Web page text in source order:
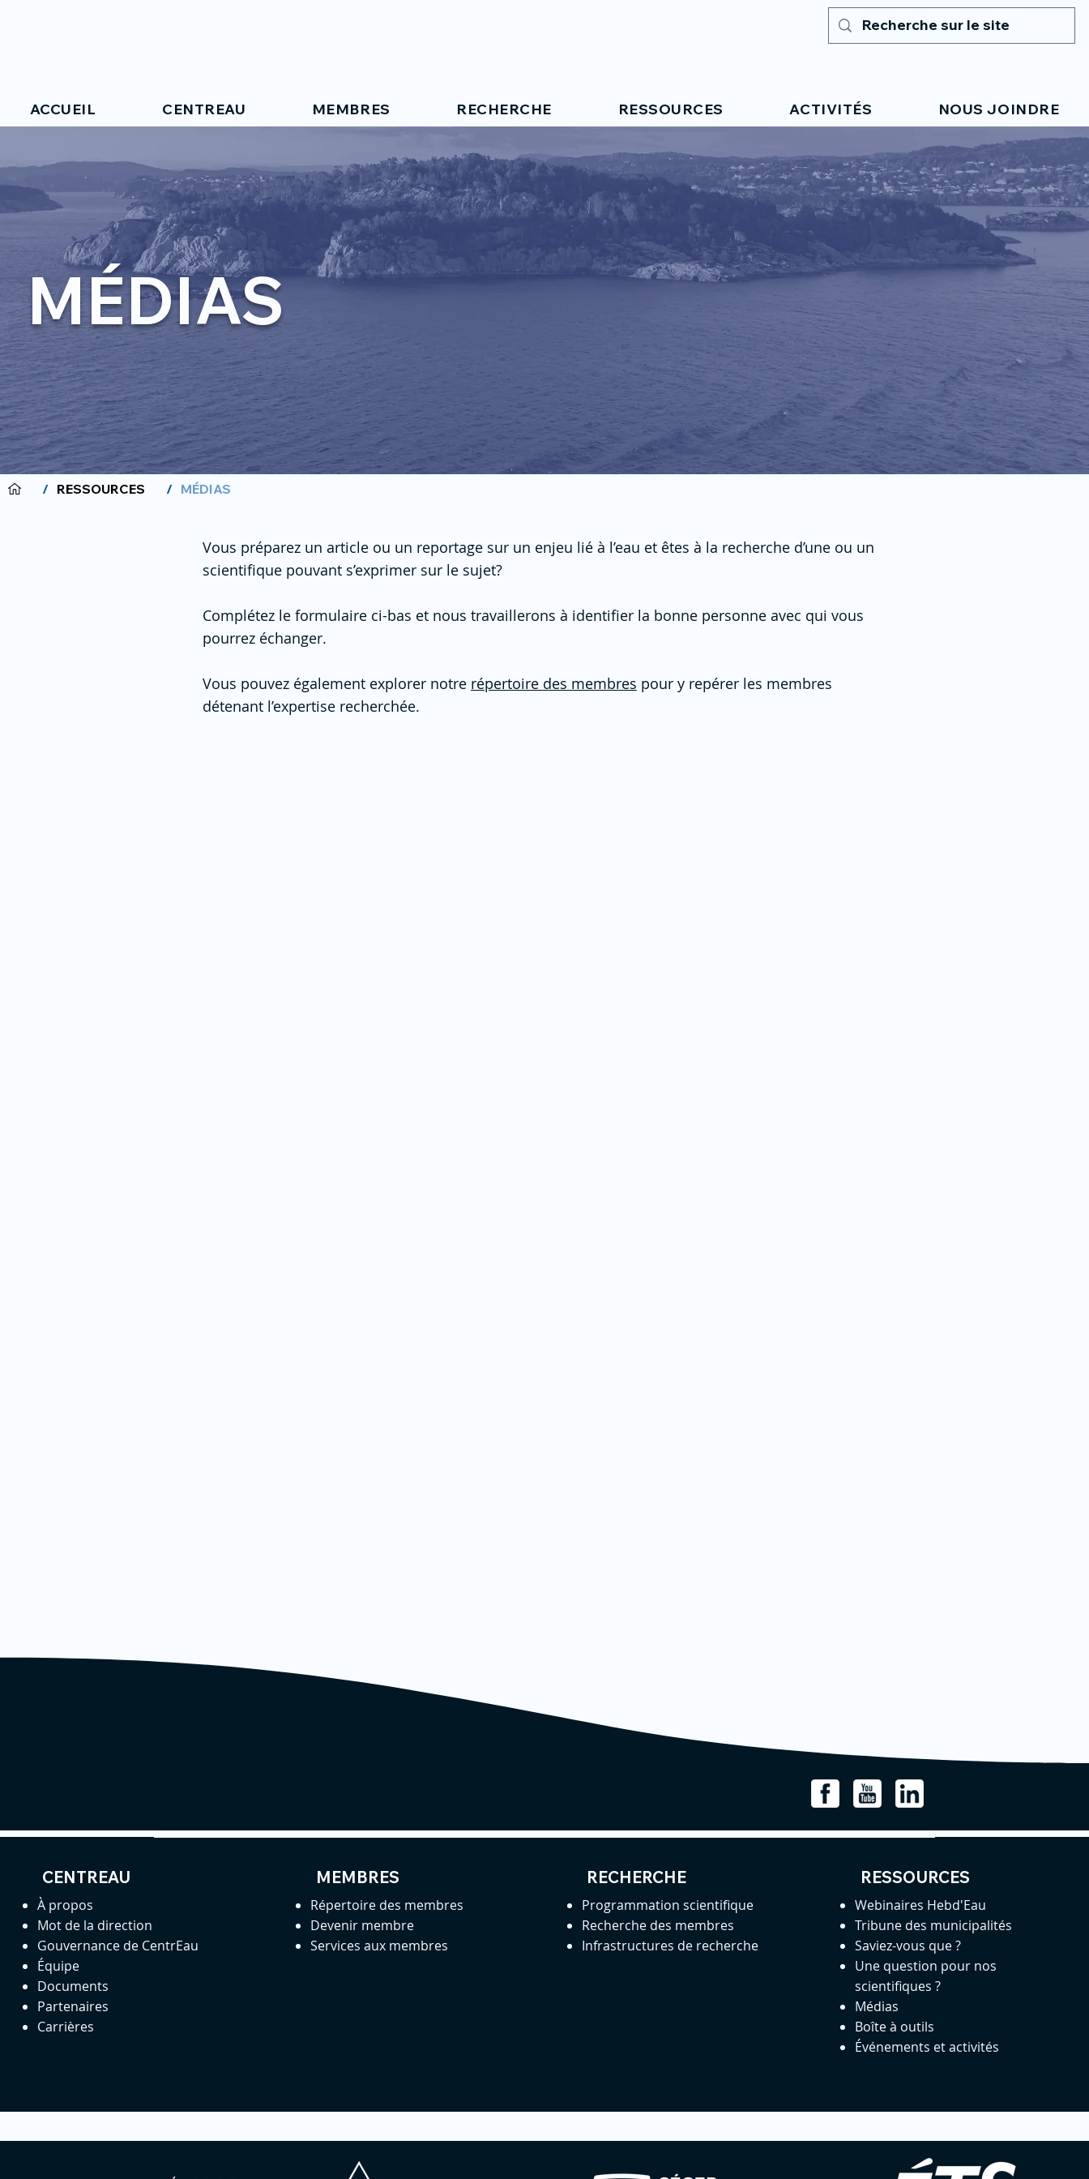
ACCUEIL CENTREAU MEMBRES RECHERCHE RESSOURCES ACTIVITÉS NOUS JOINDRE
MÉDIAS
/ RESSOURCES / MÉDIAS
Vous préparez un article ou un reportage sur un enjeu lié à l’eau et êtes à la recherche d’une ou un
scientifique pouvant s’exprimer sur le sujet?
Complétez le formulaire ci-bas et nous travaillerons à identifier la bonne personne avec qui vous
pourrez échanger.
Vous pouvez également explorer notre répertoire des membres pour y repérer les membres
détenant l’expertise recherchée.
CENTREAU
À propos
Mot de la direction
Gouvernance de CentrEau
Équipe
Documents
Partenaires
Carrières
MEMBRES
Répertoire des membres
Devenir membre
Services aux membres
RECHERCHE
Programmation scientifique
Recherche des membres
Infrastructures de recherche
RESSOURCES
Webinaires Hebd'Eau
Tribune des municipalités
Saviez-vous que ?
Une question pour nos
scientifiques ?
Médias
Boîte à outils
Événements et activités